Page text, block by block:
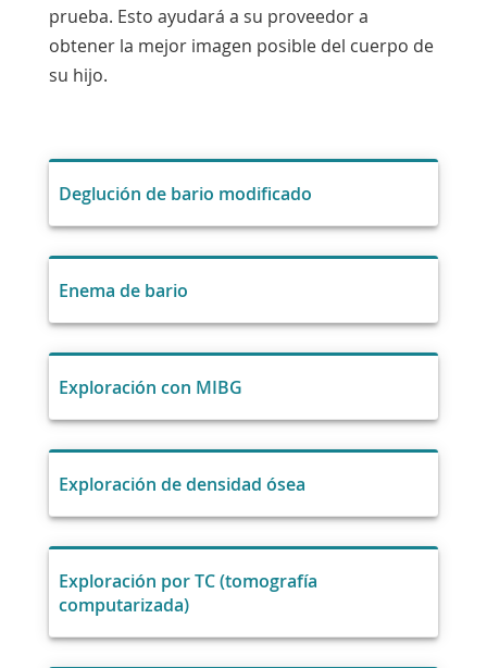
prueba. Esto ayudará a su proveedor a
obtener la mejor imagen posible del cuerpo de
su hijo.
Deglución de bario modificado
Enema de bario
Exploración con MIBG
Exploración de densidad ósea
Exploración por TC (tomografía
computarizada)